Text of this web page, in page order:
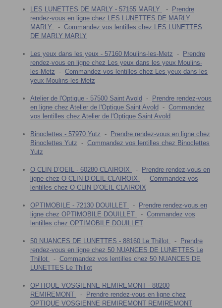
LES LUNETTES DE MARLY - 57155 MARLY -
Prendre
rendez-vous en ligne chez LES LUNETTES DE MARLY
MARLY
- Commandez vos lentilles chez LES LUNETTES
DE MARLY MARLY
Les yeux dans les yeux - 57160 Moulins-les-Metz -
Prendre
rendez-vous en ligne chez Les yeux dans les yeux Moulins-
les-Metz - Commandez vos lentilles chez Les yeux dans les
yeux Moulins-les-Metz
Atelier de l'Optique - 57500 Saint Avold -
Prendre rendez-vous
en ligne chez Atelier de l'Optique Saint Avold - Commandez
vos lentilles chez Atelier de l'Optique Saint Avold
Binoclettes - 57970 Yutz -
Prendre rendez-vous en ligne chez
Binoclettes Yutz - Commandez vos lentilles chez Binoclettes
Yutz
O CLIN D’OEIL - 60280 CLAIROIX -
Prendre rendez-vous en
ligne chez O CLIN D’OEIL CLAIROIX
- Commandez vos
lentilles chez O CLIN D’OEIL CLAIROIX
OPTIMOBILE - 72130 DOUILLET -
Prendre rendez-vous en
ligne chez OPTIMOBILE DOUILLET
- Commandez vos
lentilles chez OPTIMOBILE DOUILLET
50 NUANCES DE LUNETTES - 88160 Le Thillot -
Prendre
rendez-vous en ligne chez 50 NUANCES DE LUNETTES Le
Thillot
- Commandez vos lentilles chez 50 NUANCES DE
LUNETTES Le Thillot
OPTIQUE VOSGIENNE REMIREMONT - 88200
REMIREMONT
-
Prendre rendez-vous en ligne chez
OPTIQUE VOSGIENNE REMIREMONT REMIREMONT